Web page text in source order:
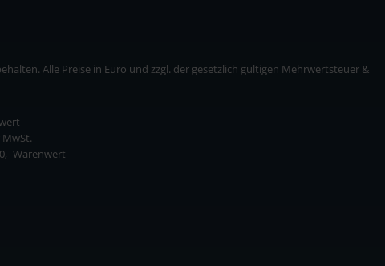
Alle Preise in Euro und zzgl. der gesetzlich gültigen Mehrwertsteuer &
MwSt.
Warenwert